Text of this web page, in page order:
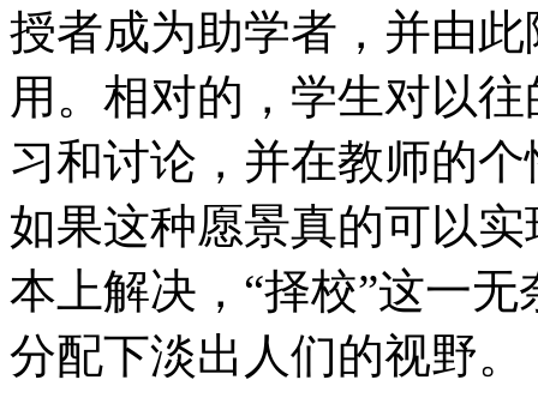
授者成为助学者，并由
用。相对的，学生对以
习和讨论，并在教师的
如果这种愿景真的可以
本上解决，“择校”这一
分配下淡出人们的视野。